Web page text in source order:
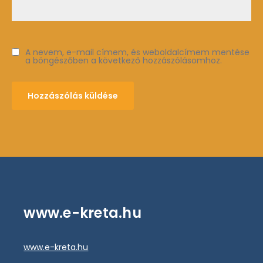
A nevem, e-mail címem, és weboldalcímem mentése
a böngészőben a következő hozzászólásomhoz.
www.e-kreta.hu
www.e-kreta.hu